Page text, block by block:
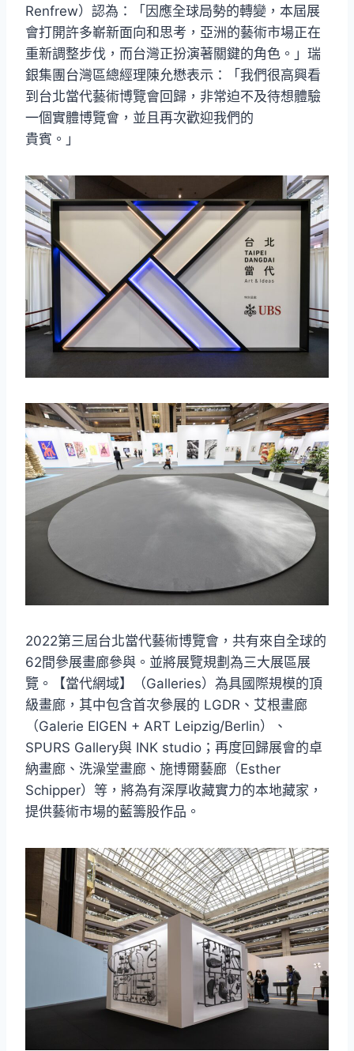
Renfrew）認為：「因應全球局勢的轉變，本屆展
會打開許多嶄新面向和思考，亞洲的藝術市場正在
重新調整步伐，而台灣正扮演著關鍵的角色。」瑞
銀集團台灣區總經理陳允懋表示：「我們很高興看
到台北當代藝術博覽會回歸，非常迫不及待想體驗
一個實體博覽會，並且再次歡迎我們的
貴賓。」
2022第三屆台北當代藝術博覽會，共有來自全球的
62間參展畫廊參與。並將展覽規劃為三大展區展
覽。【當代網域】（Galleries）為具國際規模的頂
級畫廊，其中包含首次參展的 LGDR、艾根畫廊
（Galerie EIGEN + ART Leipzig/Berlin）、
SPURS Gallery與 INK studio；再度回歸展會的卓
納畫廊、洗澡堂畫廊、施博爾藝廊（Esther
Schipper）等，將為有深厚收藏實力的本地藏家，
提供藝術市場的藍籌股作品。